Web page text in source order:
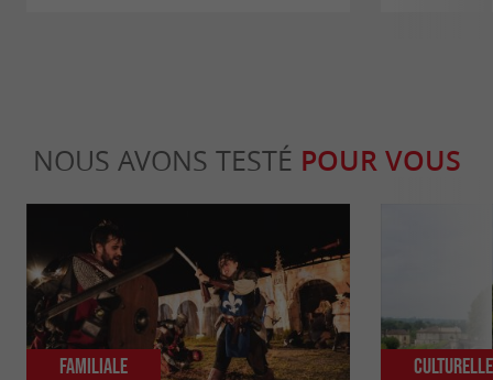
NOUS AVONS TESTÉ POUR VOUS
Familiale Culturelle